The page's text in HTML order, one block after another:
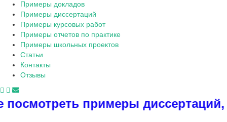
Примеры докладов
Примеры диссертаций
Примеры курсовых работ
Примеры отчетов по практике
Примеры школьных проектов
Статьи
Контакты
Отзывы
диссертаций, дипломов,